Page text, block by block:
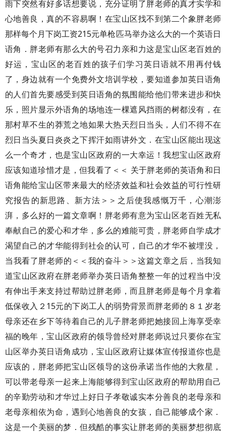
雨下突然有好多话想要说，充分证明了胖老师的真才实学和
心地善良，真的不容易啊！在宝山区找不到第二个象胖老师
那样每个月下岗工资215元单枪匹马举办这么大的一个英语日
语角．胖老师有那么大的号召力亲和力这是宝山区老百姓的
好运，宝山区的老百姓的孩子们学习英日语就不用再付钱
了，身边就有一个免费外文培训学校，要知道参加英日语角
的人们首先要感受到英日语角的氛围能给他们带来进步和快
乐，照片显示外语角的场地连一棵遮风挡雨的树都没有，在
那村草不生的莽荒之地如果大热天烈日当头，人们不得不在
烈日当头夏日炎炎之下挥汗如雨讲外文．在宝山区能出现这
么一个奇才，也是宝山区政府的一大幸运！我想宝山区政府
应该知道珍惜才是，但我看了＜＜ 关于胖老师的英语角和日
语角能给宝山区带来最大的经济效益和社会效益的可行性研
究报告的新思路、新方法＞＞之后使我感慨万千，心潮澎
湃，多么好的一篇文章啊！胖老师有意为宝山区老百姓无私
奉献自己的爱心和才华，多么的难能可贵，胖老师自学成才
渴望自己的才华能得到社会的认可，自己的才华不被埋没，
当我看了胖老师的＜＜我的奋斗＞＞这篇文章之后，当我知
道宝山区政府在胖老师举办英日语角整整一年的过程当中没
有伸出手来支持过帮助过胖老师，而且胖老师是每个月拿着
低保收入２15元的下岗工人的弱势背景而胖老师的８１岁老
母亲还在乡下等待着自己的儿子胖老师把她接回上海享受幸
福的晚年，宝山区政府的领导曾经对胖老师说过只要你在宝
山区举办英日语角成功，宝山区政府让媒体宣传报道你也是
应该的，胖老师把宝山区领导的这份承诺当作他的大救星，
可以带老母亲一起来上海能够得到宝山区政府的帮助用自己
的辛勤劳动和才华过上好日子孝敬诚实本分善良的老母亲和
老母亲相依为命，遇到心地善良的女孩，自己能够成个家．
这是一个美丽的梦．但残酷的事实让胖老师的美丽梦想彻底